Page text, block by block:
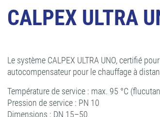
CALPEX ULTRA
Le système CALPEX ULTRA UNO, certifié
autocompensateur pour le chauffage à
Température de service : max. 95 °C
Pression de service : PN 10
Dimensions : DN 15–50